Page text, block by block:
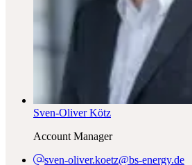
Sven-Oliver Kötz
Account Manager
sven-oliver.koetz@bs-energy.de